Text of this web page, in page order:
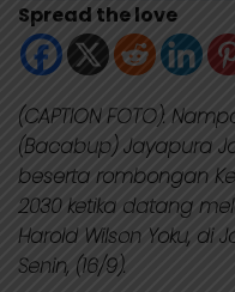
Spread the love
(CAPTION FOTO):
(Bacabup) Jayapura
beserta rombongan
2030 ketika datang
Harold Wilson Yoku, di
Senin, (16/9).